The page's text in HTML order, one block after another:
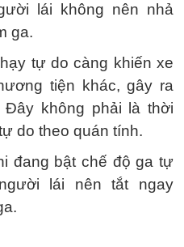
lái không nên nhả
ga.
tự do càng khiến xe
tiện khác, gây ra
Đây không phải là thời
do theo quán tính.
đang bật chế độ ga tự
lái nên tắt ngay